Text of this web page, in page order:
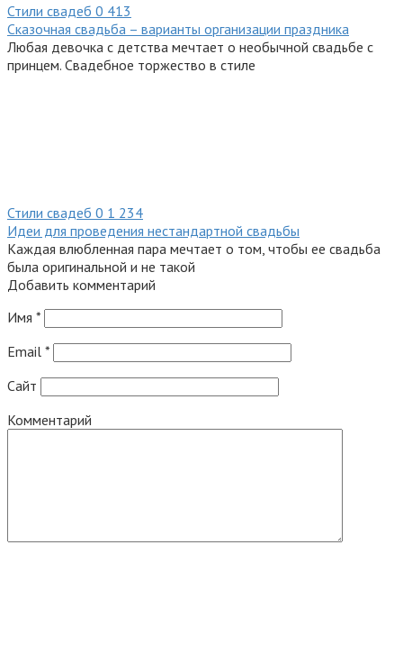
Стили свадеб 0 413
Сказочная свадьба – варианты организации праздника
Любая девочка с детства мечтает о необычной свадьбе с
принцем. Свадебное торжество в стиле
Стили свадеб 0 1 234
Идеи для проведения нестандартной свадьбы
Каждая влюбленная пара мечтает о том, чтобы ее свадьба
была оригинальной и не такой
Добавить комментарий
Имя *
Email *
Сайт
Комментарий